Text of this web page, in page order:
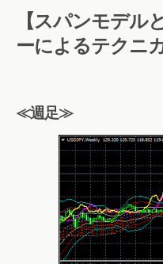
【スパンモデル
ーによるテクニ
≪週足≫